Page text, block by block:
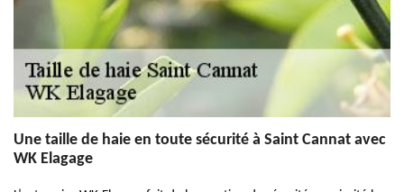
Une taille de haie en toute sécurité à Saint Cannat avec
WK Elagage